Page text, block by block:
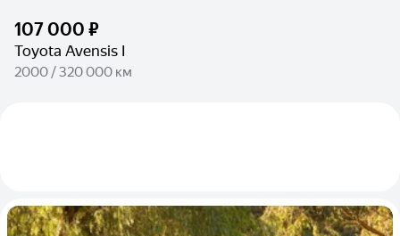
107 000 ₽
Toyota Avensis I
2000 / 320 000 км